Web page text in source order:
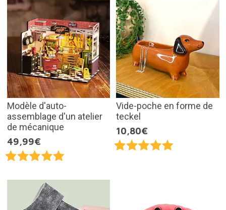
Modèle d'auto-
assemblage d'un atelier
de mécanique
49,99€
Vide-poche en forme de
teckel
10,80€